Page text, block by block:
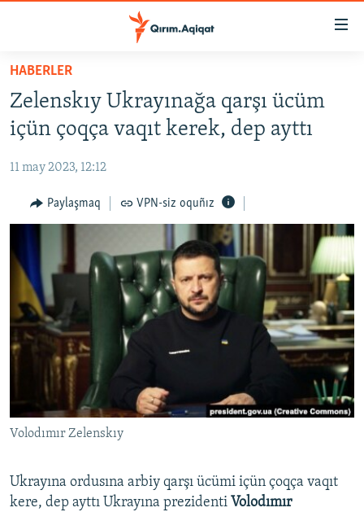
Esas
qaytmaq
Baş
navigatsiyağa
qaytmaq
qaytmaq
HABERLER
İQTİSADİYAT
CEMİYET
MEDENİYET
VİDEO
SÜRET
BLOGLAR
FİKİR
Русский
Українською
HABERLER
Zelenskıy Ukrayınağa qarşı ücüm
içün çoqça vaqıt kerek, dep ayttı
11 may 2023, 12:12
Paylaşmaq VPN-siz oquñız
Volodımır Zelenskıy
Ukrayına ordusına arbiy qarşı ücümi içün çoqça vaqıt
kere, dep ayttı Ukrayına prezidenti Volodımır